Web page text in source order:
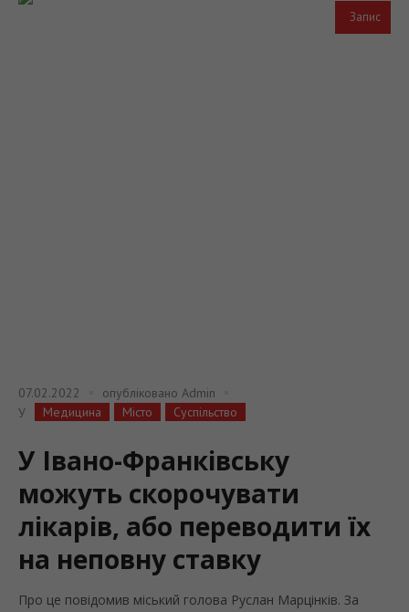
Запис
07.02.2022 опубліковано Admin
У
Медицина Місто Суспільство
У Івано-Франківську
можуть скорочувати
лікарів, або переводити їх
на неповну ставку
Про це повідомив міський голова Руслан Марцінків. За